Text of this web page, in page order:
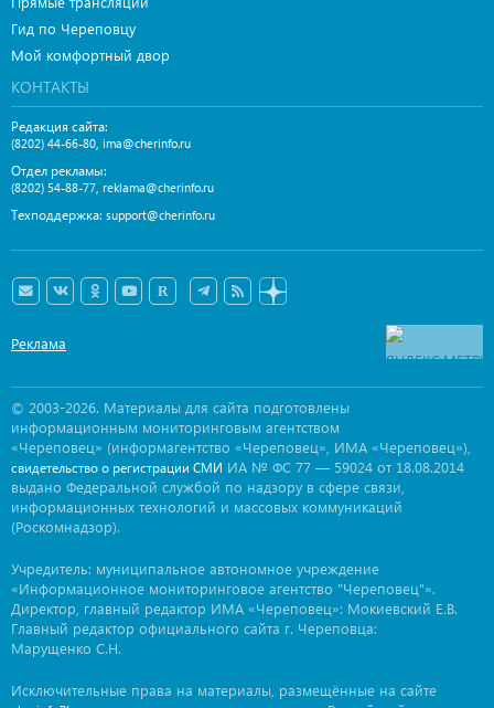
Гид по Череповцу
Мой комфортный двор
КОНТАКТЫ
Редакция сайта:
(8202) 44-66-80, ima@cherinfo.ru
Отдел рекламы:
(8202) 54-88-77, reklama@cherinfo.ru
Техподдержка: support@cherinfo.ru
Реклама
© 2003-2026. Материалы для сайта подготовлены
информационным мониторинговым агентством
«Череповец» (информагентство «Череповец», ИМА «Череповец»),
свидетельство о регистрации СМИ ИА № ФС 77 — 59024 от 18.08.2014
выдано Федеральной службой по надзору в сфере связи,
информационных технологий и массовых коммуникаций
(Роскомнадзор).
Учредитель: муниципальное автономное учреждение
«Информационное мониторинговое агентство "Череповец"».
Директор, главный редактор ИМА «Череповец»: Мокиевский Е.В.
Главный редактор официального сайта г. Череповца:
Марущенко С.Н.
Исключительные права на материалы, размещённые на сайте